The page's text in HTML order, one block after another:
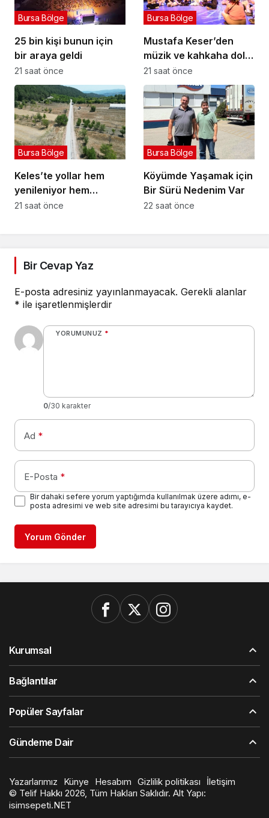
25 bin kişi bunun için
bir araya geldi
Bursa Bölge
21 saat önce
Mustafa Keser’den
müzik ve kahkaha dolu
gece
Bursa Bölge
21 saat önce
Keles’te yollar hem
yenileniyor hem
genişliyor
Bursa Bölge
21 saat önce
Köyümde Yaşamak için
Bir Sürü Nedenim Var
Bursa Bölge
22 saat önce
Bir Cevap Yaz
E-posta adresiniz yayınlanmayacak. Gerekli alanlar
* ile işaretlenmişlerdir
YORUMUNUZ *
0/30 karakter
Ad *
E-Posta *
Bir dahaki sefere yorum yaptığımda kullanılmak üzere adımı, e-
posta adresimi ve web site adresimi bu tarayıcıya kaydet.
Yorum Gönder
Kurumsal
Bağlantılar
Popüler Sayfalar
Gündeme Dair
Yazarlarımız Künye Hesabım Gizlilik politikası
İletişim
© Telif Hakkı 2026, Tüm Hakları Saklıdır. Alt Yapı:
isimsepeti.NET